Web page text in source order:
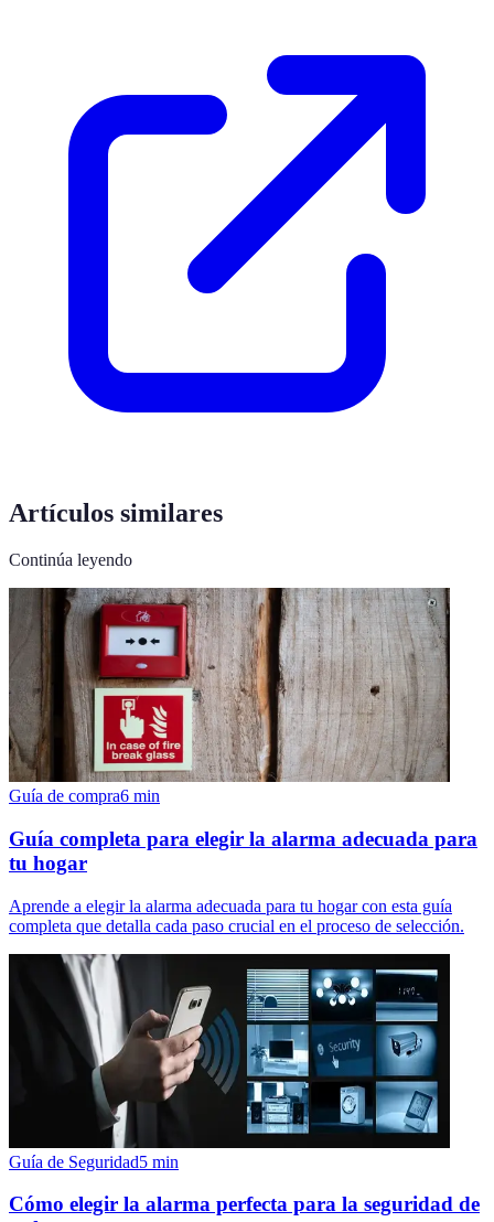
Artículos similares
Continúa leyendo
Guía de compra6 min
Guía completa para elegir la alarma adecuada para
tu hogar
Aprende a elegir la alarma adecuada para tu hogar con esta guía
completa que detalla cada paso crucial en el proceso de selección.
Guía de Seguridad5 min
Cómo elegir la alarma perfecta para la seguridad de